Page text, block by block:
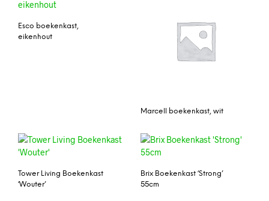
Esco boekenkast,
eikenhout
Marcell boekenkast, wit
Tower Living Boekenkast
‘Wouter’
Brix Boekenkast ‘Strong’
55cm